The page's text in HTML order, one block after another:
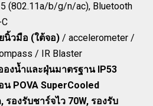
(802.11a/b/g/n/ac), Bluetooth
นิ้วมือ (ใต้จอ) / accelerometer /
/ IR Blaster
งน้ำและฝุ่นมาตรฐาน IP53
POVA SuperCooled
รองรับชาร์จไว 70W, รองรับ